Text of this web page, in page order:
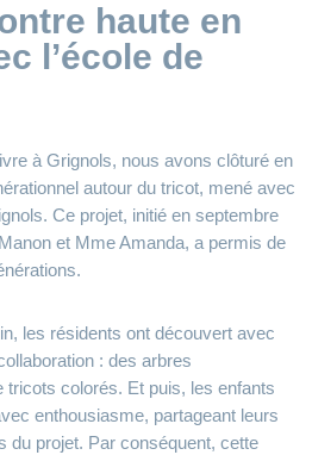
haute en
l’école de
à Grignols, nous avons clôturé en
autour du tricot, mené avec
Ce projet, initié en septembre
et Mme Amanda, a permis de
les résidents ont découvert avec
: des arbres
tricots colorés. Et puis, les enfants
enthousiasme, partageant leurs
du projet. Par conséquent, cette